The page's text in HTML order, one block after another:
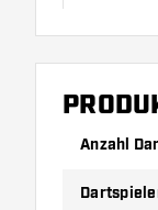
Dicke
Anzahl